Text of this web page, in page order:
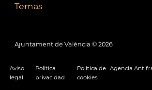
Temas
Ajuntament de València © 2026
Aviso
legal
Política
privacidad
Política de
cookies
Agencia